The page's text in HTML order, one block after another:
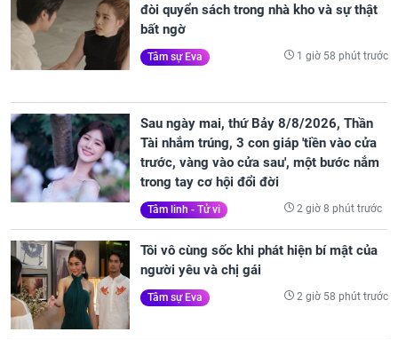
đòi quyển sách trong nhà kho và sự thật
bất ngờ
Tâm sự Eva 1 giờ 58 phút trước
Sau ngày mai, thứ Bảy 8/8/2026, Thần
Tài nhắm trúng, 3 con giáp 'tiền vào cửa
trước, vàng vào cửa sau', một bước nắm
trong tay cơ hội đổi đời
Tâm linh - Tử vi 2 giờ 8 phút trước
Tôi vô cùng sốc khi phát hiện bí mật của
người yêu và chị gái
Tâm sự Eva 2 giờ 58 phút trước